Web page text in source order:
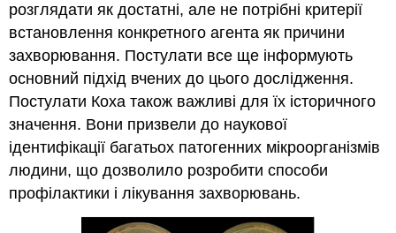
розглядати як достатні, але не потрібні критерії
встановлення конкретного агента як причини
захворювання. Постулати все ще інформують
основний підхід вчених до цього дослідження.
Постулати Коха також важливі для їх історичного
значення. Вони призвели до наукової
ідентифікації багатьох патогенних мікроорганізмів
людини, що дозволило розробити способи
профілактики і лікування захворювань.